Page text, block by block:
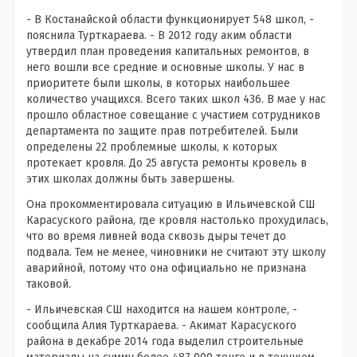
- В Костанайской области функционирует 548 школ, -
пояснила Турткараева. - В 2012 году аким области
утвердил план проведения капитальных ремонтов, в
него вошли все средние и основные школы. У нас в
приоритете были школы, в которых наибольшее
количество учащихся. Всего таких школ 436. В мае у нас
прошло областное совещание с участием сотрудников
департамента по защите прав потребителей. Были
определены 22 проблемные школы, к которых
протекает кровля. До 25 августа ремонты кровель в
этих школах должны быть завершены.
Она прокомментировала ситуацию в Ильичевской СШ
Карасуского района, где кровля настолько прохудилась,
что во время ливней вода сквозь дыры течет до
подвала. Тем не менее, чиновники не считают эту школу
аварийной, потому что она официально не признана
таковой.
- Ильичевская СШ находится на нашем контроле, -
сообщила Алия Турткараева. - Акимат Карасуского
района в декабре 2014 года выделил строительные